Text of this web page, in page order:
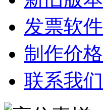
发票软件
制作价格
联系我们